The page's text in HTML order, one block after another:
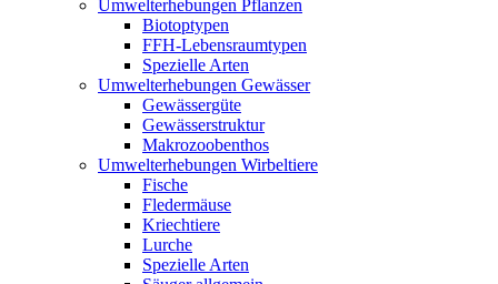
Umwelterhebungen Pflanzen
Biotoptypen
FFH-Lebensraumtypen
Spezielle Arten
Umwelterhebungen Gewässer
Gewässergüte
Gewässerstruktur
Makrozoobenthos
Umwelterhebungen Wirbeltiere
Fische
Fledermäuse
Kriechtiere
Lurche
Spezielle Arten